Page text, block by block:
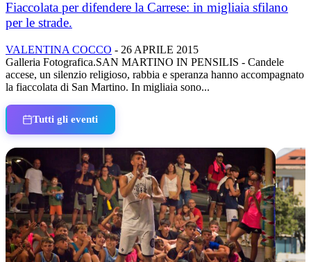
Fiaccolata per difendere la Carrese: in migliaia sfilano
per le strade.
VALENTINA COCCO - 26 APRILE 2015
Galleria Fotografica.SAN MARTINO IN PENSILIS - Candele
accese, un silenzio religioso, rabbia e speranza hanno accompagnato
la fiaccolata di San Martino. In migliaia sono...
Tutti gli eventi